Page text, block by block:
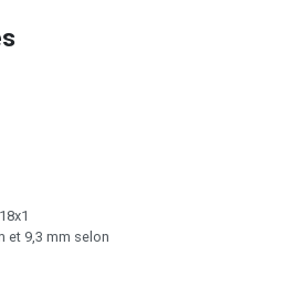
et 9,3 mm selon